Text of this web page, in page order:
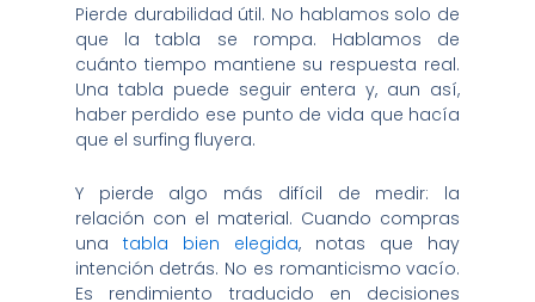
Pierde durabilidad útil. No hablamos solo de
que la tabla se rompa. Hablamos de
cuánto tiempo mantiene su respuesta real.
Una tabla puede seguir entera y, aun así,
haber perdido ese punto de vida que hacía
que el surfing fluyera.
Y pierde algo más difícil de medir: la
relación con el material. Cuando compras
una tabla bien elegida, notas que hay
intención detrás. No es romanticismo vacío.
Es rendimiento traducido en decisiones